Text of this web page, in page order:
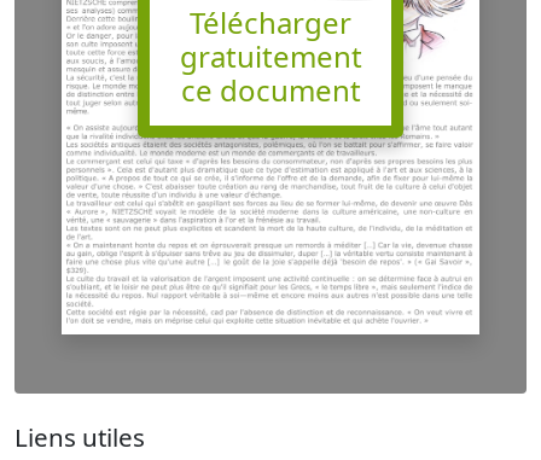
Télécharger
gratuitement
ce document
Liens utiles